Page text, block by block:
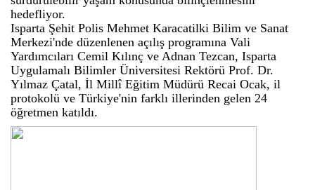
hedefliyor.
Isparta Şehit Polis Mehmet Karacatilki Bilim ve Sanat
Merkezi'nde düzenlenen açılış programına Vali
Yardımcıları Cemil Kılınç ve Adnan Tezcan, Isparta
Uygulamalı Bilimler Üniversitesi Rektörü Prof. Dr.
Yılmaz Çatal, İl Millî Eğitim Müdürü Recai Ocak, il
protokolü ve Türkiye'nin farklı illerinden gelen 24
öğretmen katıldı.